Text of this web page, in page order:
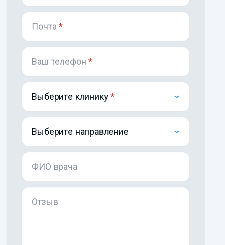
Почта*
Ваш телефон*
Выберите клинику
Выберите направление
ФИО врача
Отзыв